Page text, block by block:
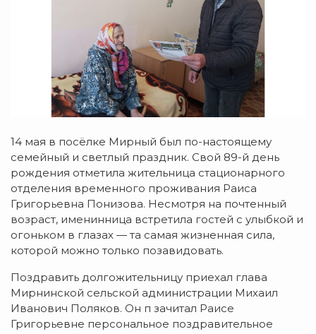
14 мая в посёлке Мирный был по-настоящему
семейный и светлый праздник. Свой 89-й день
рождения отметила жительница стационарного
отделения временного проживания Раиса
Григорьевна Понизова. Несмотря на почтенный
возраст, именинница встретила гостей с улыбкой и
огоньком в глазах — та самая жизненная сила,
которой можно только позавидовать.
Поздравить долгожительницу приехал глава
Мирнинской сельской администрации Михаил
Иванович Поляков. Он п зачитал Раисе
Григорьевне персональное поздравительное